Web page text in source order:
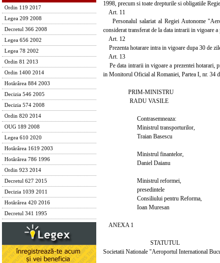
Ordin 119 2017
Legea 209 2008
Decretul 366 2008
Legea 656 2002
Legea 78 2002
Ordin 81 2013
Ordin 1400 2014
Hotărârea 884 2003
Decizia 546 2005
Decizia 574 2008
Ordin 820 2014
OUG 189 2008
Legea 610 2020
Hotărârea 1619 2003
Hotărârea 786 1996
Ordin 923 2014
Decretul 627 2015
Decizia 1039 2011
Hotărârea 420 2016
Decretul 341 1995
1998, precum si toate drepturile si obligatiile
Art. 11
Personalul salariat al Regiei Autonome
considerat transferat de la data intrarii in vigoare a
Art. 12
Prezenta hotarare intra in vigoare dupa 30 de
Art. 13
Pe data intrarii in vigoare a prezentei hotarari,
in Monitorul Oficial al Romaniei, Partea I, nr. 34
PRIM-MINISTRU
RADU VASILE
Contrasemneaza:
Ministrul transporturilor,
Traian Basescu
Ministrul finantelor,
Daniel Daianu
Ministrul reformei,
presedintele
Consiliului pentru Reforma,
Ioan Muresan
ANEXA 1
STATUTUL
Societatii Nationale "Aeroportul International